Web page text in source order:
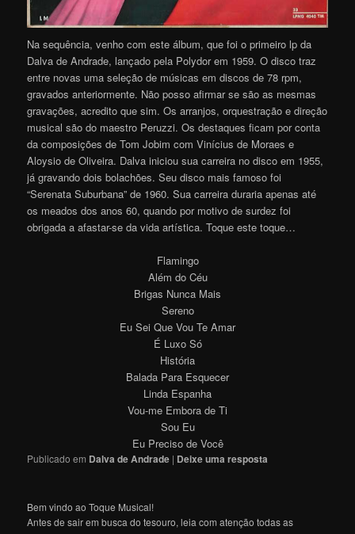
Na sequência, venho com este álbum, que foi o primeiro lp da
Dalva de Andrade, lançado pela Polydor em 1959. O disco traz
entre novas uma seleção de músicas em discos de 78 rpm,
gravados anteriormente. Não posso afirmar se são as mesmas
gravações, acredito que sim. Os arranjos, orquestração e direção
musical são do maestro Peruzzi. Os destaques ficam por conta
da composições de Tom Jobim com Vinícius de Moraes e
Aloysio de Oliveira. Dalva iniciou sua carreira no disco em 1955,
já gravando dois bolachões. Seu disco mais famoso foi
“Serenata Suburbana” de 1960. Sua carreira duraria apenas até
os meados dos anos 60, quando por motivo de surdez foi
obrigada a afastar-se da vida artística. Toque este toque…
Flamingo
Além do Céu
Brigas Nunca Mais
Sereno
Eu Sei Que Vou Te Amar
É Luxo Só
História
Balada Para Esquecer
Linda Espanha
Vou-me Embora de Ti
Sou Eu
Eu Preciso de Você
Publicado em Dalva de Andrade | Deixe uma resposta
Bem vindo ao Toque Musical!
Antes de sair em busca do tesouro, leia com atenção todas as